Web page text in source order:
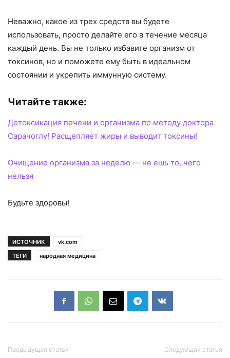
Неважно, какое из трех средств вы будете
использовать, просто делайте его в течение месяца
каждый день. Вы не только избавите организм от
токсинов, но и поможете ему быть в идеальном
состоянии и укрепить иммунную систему.
Читайте также:
Детоксикация печени и организма по методу доктора
Сарачоглу! Расщепляет жиры и выводит токсины!
Очищение организма за неделю — не ешь то, чего
нельзя
Будьте здоровы!
ИСТОЧНИК
vk.com
ТЕГИ
народная медицина
Предыдущая статья Следующая статья